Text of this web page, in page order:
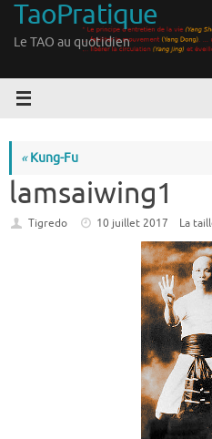
Passer
contenu
TaoPratique
Le TAO au quotidien
«Kung-Fu
lamsaiwing1
Tigredo 10 juillet 2017 La